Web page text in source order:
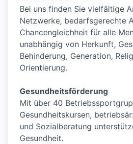
Bei uns finden Sie vielfältige
Netzwerke, bedarfsgerechte
Chancengleichheit für alle
unabhängig von Herkunft,
Behinderung, Generation,
Orientierung.
Gesundheitsförderung
Mit über 40
Gesundheitskursen,
und Sozialberatung
Gesundheit.